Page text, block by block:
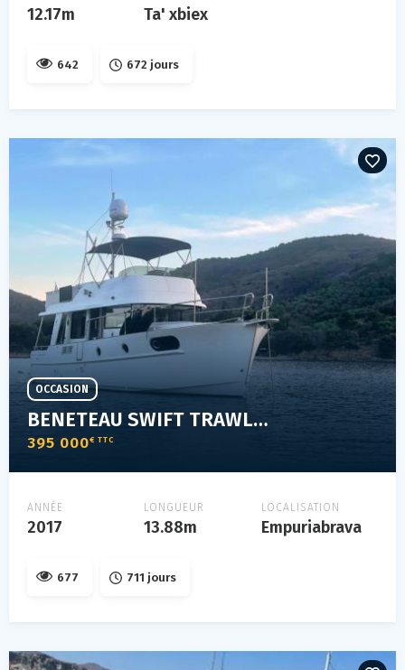
12.17m Ta' xbiex
642 672 jours
BENETEAU SWIFT TRAWLER 44
395 000€ TTC
OCCASION
ANNÉE
2017
LONGUEUR
13.88m
LOCALISATION
Empuriabrava
677 711 jours